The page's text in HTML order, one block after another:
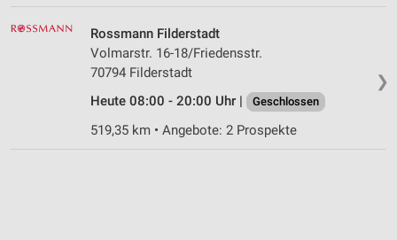
❯
Rossmann Filderstadt
Volmarstr. 16-18/Friedensstr.
70794 Filderstadt
Heute 08:00 - 20:00 Uhr |
Geschlossen
519,35 km • Angebote: 2 Prospekte